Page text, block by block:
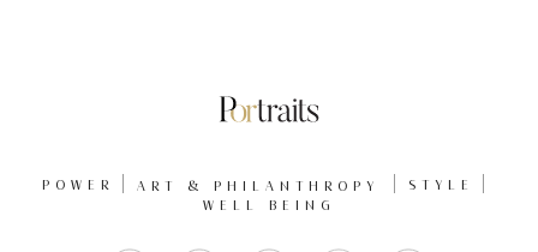
POWER ART & PHILANTHROPY
STYLE
WELL BEING